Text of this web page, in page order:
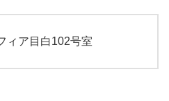
ィア目白102号室